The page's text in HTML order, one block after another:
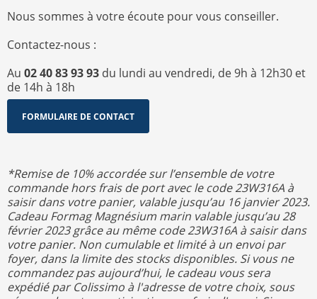
Nous sommes à votre écoute pour vous conseiller.
Contactez-nous :
Au 02 40 83 93 93 du lundi au vendredi, de 9h à 12h30 et
de 14h à 18h
FORMULAIRE DE CONTACT
*Remise de 10% accordée sur l’ensemble de votre
commande hors frais de port avec le code 23W316A à
saisir dans votre panier, valable jusqu’au 16 janvier 2023.
Cadeau Formag Magnésium marin valable jusqu’au 28
février 2023 grâce au même code 23W316A à saisir dans
votre panier. Non cumulable et limité à un envoi par
foyer, dans la limite des stocks disponibles. Si vous ne
commandez pas aujourd’hui, le cadeau vous sera
expédié par Colissimo à l'adresse de votre choix, sous